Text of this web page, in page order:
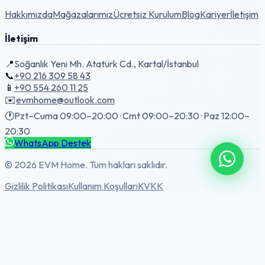
HakkımızdaMağazalarımızÜcretsiz KurulumBlogKariyerİletişim
İletişim
📍Soğanlık Yeni Mh. Atatürk Cd., Kartal/İstanbul
📞+90 216 309 58 43
📱 +90 554 260 11 25
✉️evmhome@outlook.com
🕐Pzt–Cuma 09:00–20:00 · Cmt 09:00–20:30 · Paz 12:00–
20:30
WhatsApp Destek
© 2026 EVM Home. Tüm hakları saklıdır.
Gizlilik PolitikasıKullanım KoşullarıKVKK